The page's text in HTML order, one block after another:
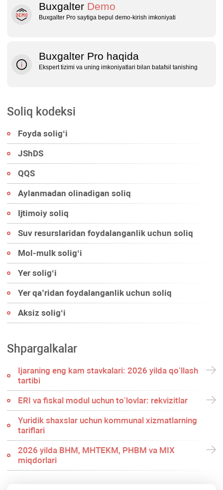
Buxgalter Demo
Buxgalter Pro saytiga bepul demo‑kirish imkoniyati
Buxgalter Pro haqida
Ekspert tizimi va uning imkoniyatlari bilan batafsil tanishing
Soliq kodeksi
Foyda soligʻi
JShDS
QQS
Aylanmadan olinadigan soliq
Ijtimoiy soliq
Suv resurslaridan foydalanganlik uchun soliq
Mol-mulk soligʻi
Yer soligʻi
Yer qa’ridan foydalanganlik uchun soliq
Aksiz soligʻi
Shpargalkalar
Ijaraning eng kam stavkalari: 2026 yilda qoʻllash
tartibi
ERI va fiskal modul uchun toʻlovlar: rekvizitlar
Yuridik shaхslar uchun kommunal хizmatlarning
tariflari
2026 yilda BHM, MHTEKM, PHBM va MIX
miqdorlari